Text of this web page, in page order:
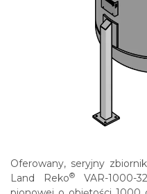
Oferowany, seryjny
Land Reko®
VAR-1000-